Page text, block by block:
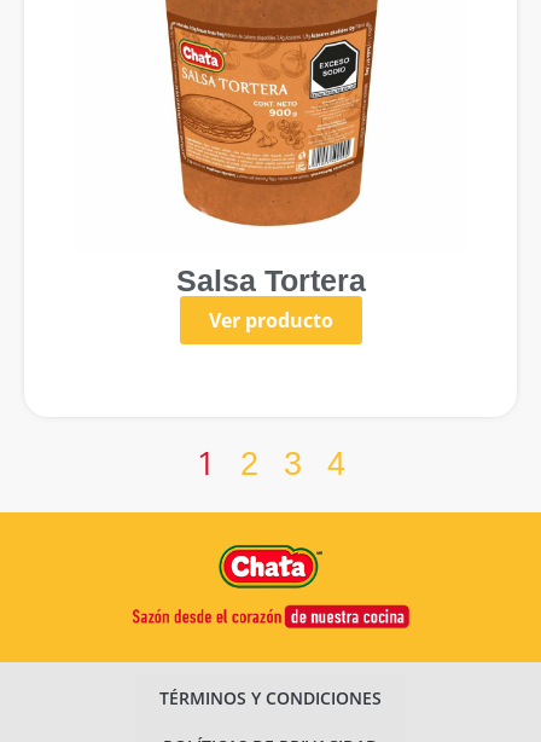
Salsa Tortera
Ver producto
1 2 3 4
TÉRMINOS Y CONDICIONES